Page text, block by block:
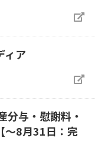
ィア
分与・慰謝料・
～8月31日：完